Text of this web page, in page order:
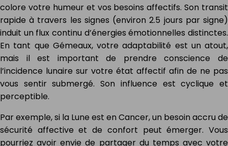
colore votre humeur et vos besoins affectifs. Son transit
rapide à travers les signes (environ 2.5 jours par signe)
induit un flux continu d’énergies émotionnelles distinctes.
En tant que Gémeaux, votre adaptabilité est un atout,
mais il est important de prendre conscience de
l’incidence lunaire sur votre état affectif afin de ne pas
vous sentir submergé. Son influence est cyclique et
perceptible.
Par exemple, si la Lune est en Cancer, un besoin accru de
sécurité affective et de confort peut émerger. Vous
pourriez avoir envie de partager du temps avec votre